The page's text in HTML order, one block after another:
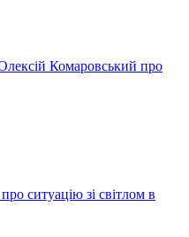
Комаровський про
ситуацію зі світлом в